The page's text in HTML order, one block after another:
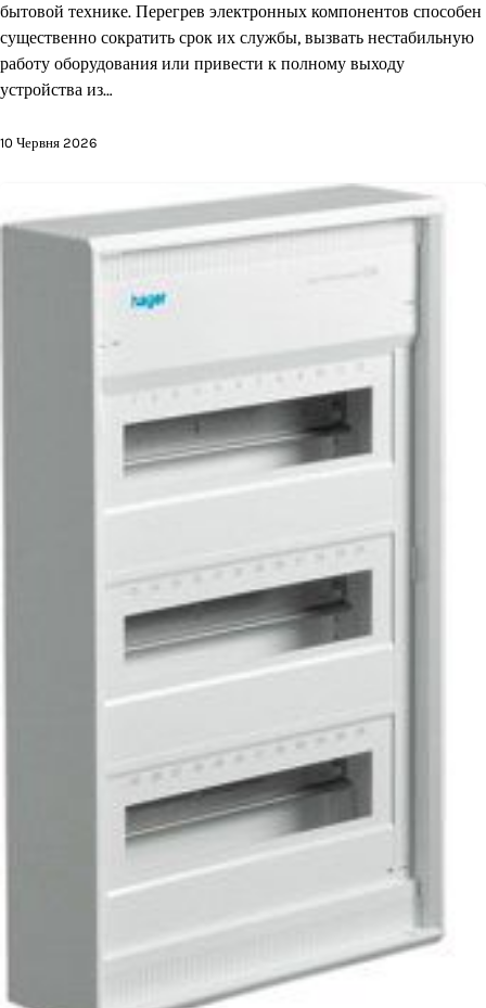
бытовой технике. Перегрев электронных компонентов способен
существенно сократить срок их службы, вызвать нестабильную
работу оборудования или привести к полному выходу
устройства из…
10 Червня 2026